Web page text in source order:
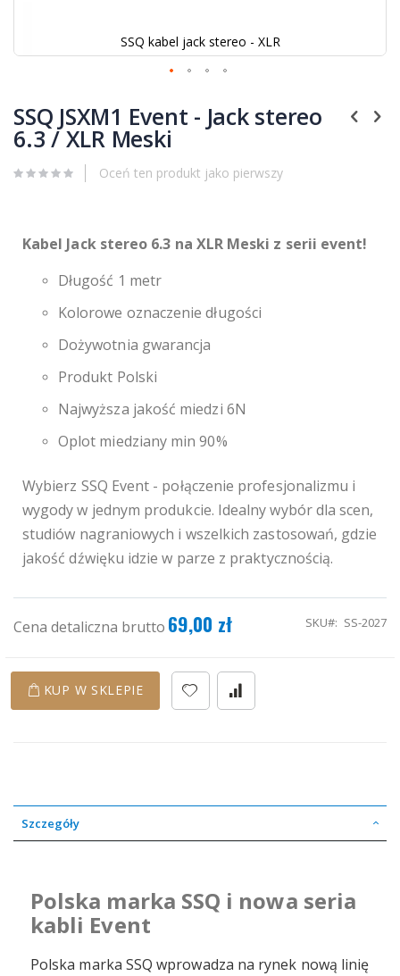
SSQ kabel jack stereo - XLR
na
początek
galerii
SSQ JSXM1 Event - Jack stereo
6.3 / XLR Meski
Oceń ten produkt jako pierwszy
Kabel Jack stereo 6.3 na XLR Meski z serii event!
Długość 1 metr
Kolorowe oznaczenie długości
Dożywotnia gwarancja
Produkt Polski
Najwyższa jakość miedzi 6N
Oplot miedziany min 90%
Wybierz SSQ Event - połączenie profesjonalizmu i
wygody w jednym produkcie. Idealny wybór dla scen,
studiów nagraniowych i wszelkich zastosowań, gdzie
jakość dźwięku idzie w parze z praktycznością.
Cena detaliczna brutto 69,00 zł SKU SS-2027
KUP W SKLEPIE
Szczegóły
Polska marka SSQ i nowa seria
kabli Event
Polska marka SSQ wprowadza na rynek nową linię